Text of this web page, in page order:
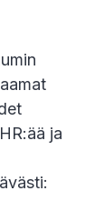
ja